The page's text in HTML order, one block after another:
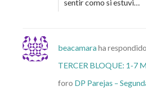
sentir como si estuvi…
beacamaraha
TERCER BLOQUE: 1-7
foro DP Parejas –